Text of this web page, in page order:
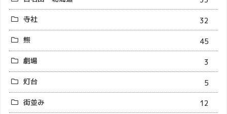
寺社
32
熊
45
劇場
3
灯台
5
街並み
12